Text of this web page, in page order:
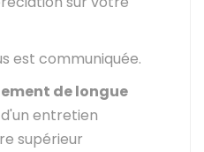
est communiquée.
de longue
entretien
supérieur